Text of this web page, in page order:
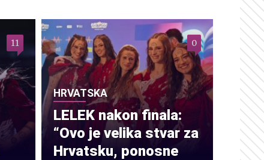
11
HRVATSKA
LELEK nakon finala:
“Ovo je velika stvar za
Hrvatsku, ponosne
0